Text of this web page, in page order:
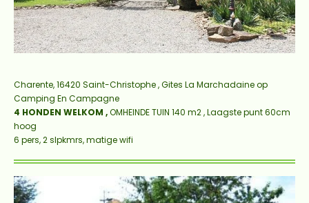
Charente, 16420 Saint-Christophe , Gites La Marchadaine op
Camping En Campagne
4 HONDEN WELKOM ,OMHEINDE TUIN 140 m2 , Laagste punt 60cm
hoog
6 pers, 2 slpkmrs, matige wifi